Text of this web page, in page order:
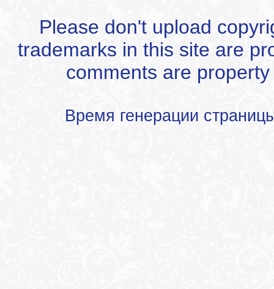
Please don't upload
trademarks in this site are
comments are
Время генерации